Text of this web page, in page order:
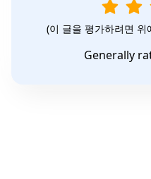
(이 글을 평가하려면
Generally